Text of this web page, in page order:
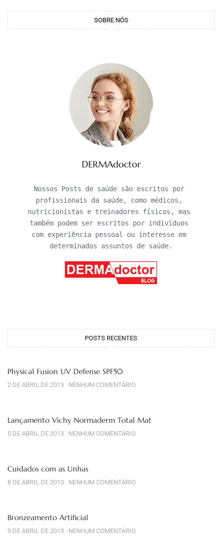
SOBRE NÓS
DERMAdoctor
Nossos Posts de saúde são escritos por
profissionais da saúde, como médicos,
nutricionistas e treinadores físicos, mas
também podem ser escritos por indivíduos
com experiência pessoal ou interesse em
determinados assuntos de saúde.
POSTS RECENTES
Physical Fusion UV Defense SPF50
2 DE ABRIL DE 2013 NENHUM COMENTÁRIO
Lançamento Vichy Normaderm Total Mat
5 DE ABRIL DE 2013 NENHUM COMENTÁRIO
Cuidados com as Unhas
8 DE ABRIL DE 2013 NENHUM COMENTÁRIO
Bronzeamento Artificial
9 DE ABRIL DE 2013 NENHUM COMENTÁRIO